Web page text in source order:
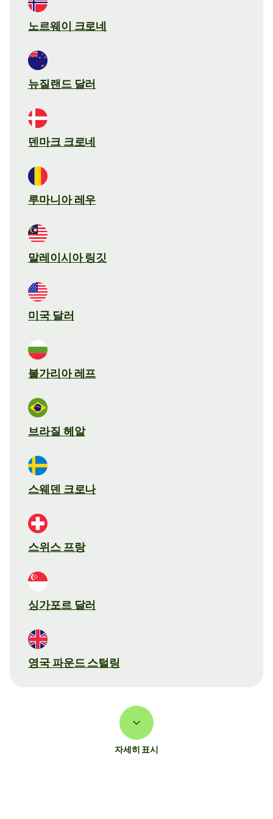
노르웨이 크로네
뉴질랜드 달러
덴마크 크로네
루마니아 레우
말레이시아 링깃
미국 달러
불가리아 레프
브라질 헤알
스웨덴 크로나
스위스 프랑
싱가포르 달러
영국 파운드 스털링
자세히 표시